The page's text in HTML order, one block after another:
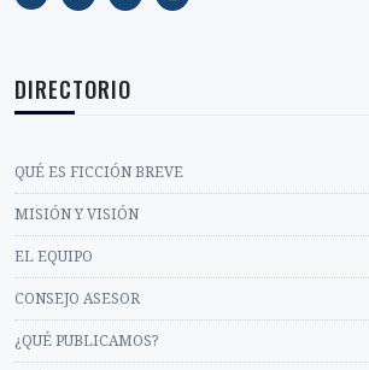
DIRECTORIO
QUÉ ES FICCIÓN BREVE
MISIÓN Y VISIÓN
EL EQUIPO
CONSEJO ASESOR
¿QUÉ PUBLICAMOS?